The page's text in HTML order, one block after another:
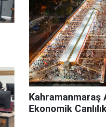
Kahramanmaraş
Ekonomik